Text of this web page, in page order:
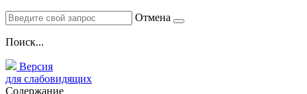
Отмена
Поиск...
Версия
для слабовидящих
Содержание